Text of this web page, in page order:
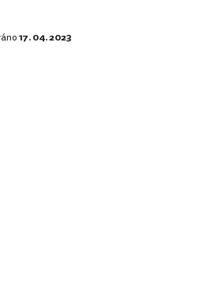
17. 04. 2023